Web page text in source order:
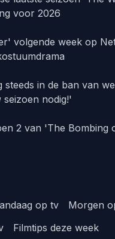
voor 2026
volgende week op
in de ban van
nodig!'
2 van 'The Bombing
op tv
Morgen
Filmtips deze week